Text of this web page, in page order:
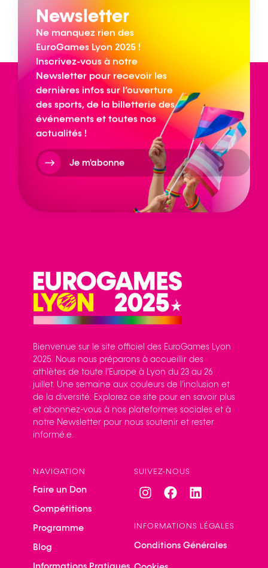
Newsletter
Ne manquez rien des
EuroGames Lyon 2025 !
Inscrivez-vous à notre
Newsletter pour recevoir les
dernières infos sur l’ouverture
des sports, de la billetterie des
événements et toutes nos
actualités !
Je m'abonne
Bienvenue sur le site officiel des EuroGames Lyon
2025. Nous nous préparons à accueillir des
athlètes de toute l’Europe à Lyon du 23 au 26
juillet. Une semaine aux couleurs de l’inclusion et
de la diversité. Explorez ce site pour en savoir plus
et abonnez-vous à nos plateformes sociales et à
notre Newsletter pour nous soutenir et rester
informé.e.
NAVIGATION
Faire un Don
Compétitions
Programme
Blog
SUIVEZ-NOUS
INFORMATIONS LÉGALES
Conditions Générales